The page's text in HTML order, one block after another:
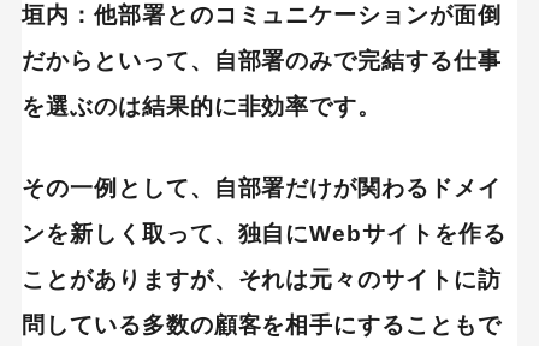
垣内：他部署とのコミュニケーションが面倒
だからといって、自部署のみで完結する仕事
を選ぶのは結果的に非効率です。
その一例として、自部署だけが関わるドメイ
ンを新しく取って、独自にWebサイトを作る
ことがありますが、それは元々のサイトに訪
問している多数の顧客を相手にすることもで